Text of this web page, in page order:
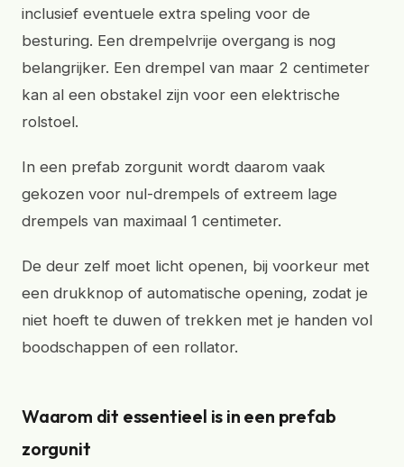
inclusief eventuele extra speling voor de
besturing. Een drempelvrije overgang is nog
belangrijker. Een drempel van maar 2 centimeter
kan al een obstakel zijn voor een elektrische
rolstoel.
In een prefab zorgunit wordt daarom vaak
gekozen voor nul-drempels of extreem lage
drempels van maximaal 1 centimeter.
De deur zelf moet licht openen, bij voorkeur met
een drukknop of automatische opening, zodat je
niet hoeft te duwen of trekken met je handen vol
boodschappen of een rollator.
Waarom dit essentieel is in een prefab
zorgunit